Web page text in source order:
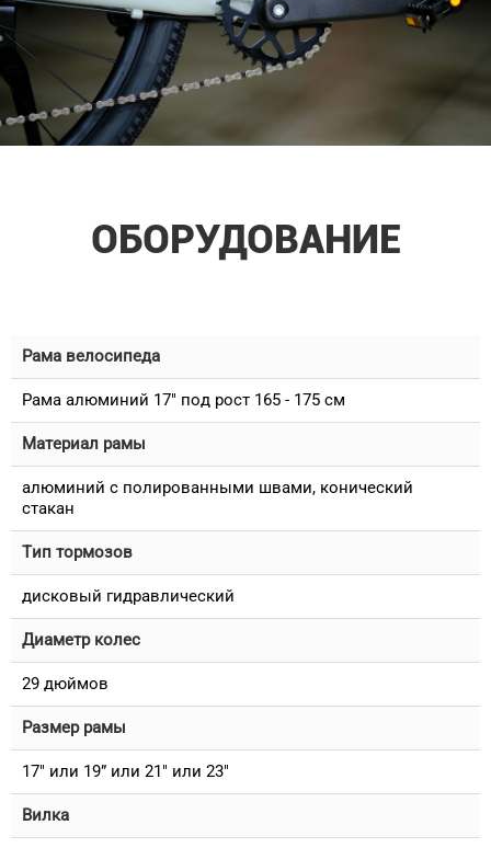
ОБОРУДОВАНИЕ
Рама велосипеда
Рама алюминий 17" под рост 165 - 175 см
Материал рамы
алюминий с полированными швами, конический
стакан
Тип тормозов
дисковый гидравлический
Диаметр колес
29 дюймов
Размер рамы
17" или 19” или 21" или 23"
Вилка